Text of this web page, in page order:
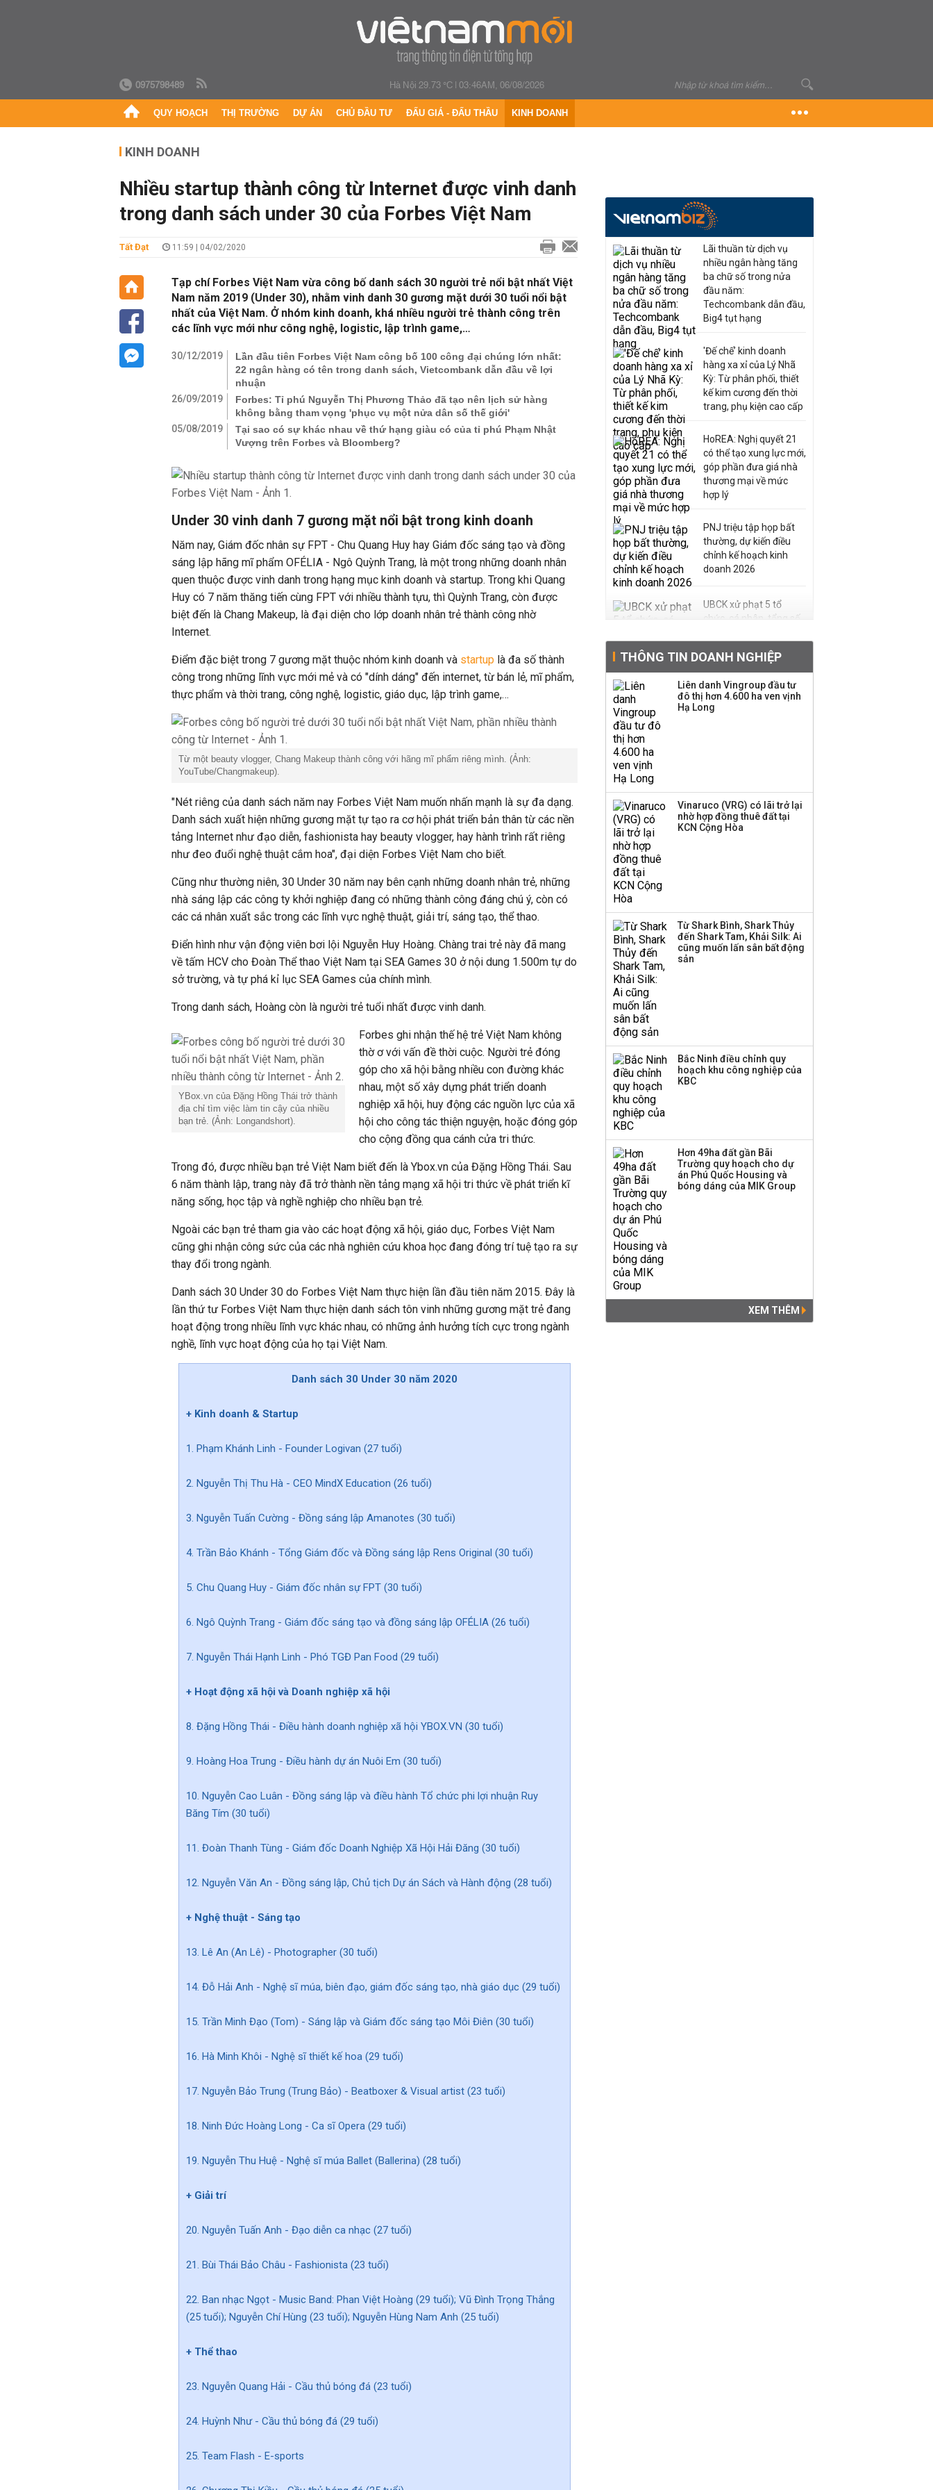
0975798489 Hà Nội 29.73 °C|03:46AM, 06/08/2026
QUY HOẠCH THỊ TRƯỜNG DỰ ÁN CHỦ ĐẦU TƯ ĐẤU GIÁ - ĐẤU THẦU KINH DOANH
KINH DOANH
Nhiều startup thành công từ Internet được vinh danh
trong danh sách under 30 của Forbes Việt Nam
Tất Đạt 11:59 | 04/02/2020
Tạp chí Forbes Việt Nam vừa công bố danh sách 30 người trẻ nổi bật nhất Việt
Nam năm 2019 (Under 30), nhằm vinh danh 30 gương mặt dưới 30 tuổi nổi bật
nhất của Việt Nam. Ở nhóm kinh doanh, khá nhiều người trẻ thành công trên
các lĩnh vực mới như công nghệ, logistic, lập trình game,…
30/12/2019
Lần đầu tiên Forbes Việt Nam công bố 100 công đại chúng lớn nhất:
22 ngân hàng có tên trong danh sách, Vietcombank dẫn đầu về lợi
nhuận
26/09/2019
Forbes: Tỉ phú Nguyễn Thị Phương Thảo đã tạo nên lịch sử hàng
không bằng tham vọng 'phục vụ một nửa dân số thế giới'
05/08/2019
Tại sao có sự khác nhau về thứ hạng giàu có của tỉ phú Phạm Nhật
Vượng trên Forbes và Bloomberg?
Under 30 vinh danh 7 gương mặt nổi bật trong kinh doanh
Năm nay, Giám đốc nhân sự FPT - Chu Quang Huy hay Giám đốc sáng tạo và đồng
sáng lập hãng mĩ phẩm OFÉLIA - Ngô Quỳnh Trang, là một trong những doanh nhân
quen thuộc được vinh danh trong hạng mục kinh doanh và startup. Trong khi Quang
Huy có 7 năm thăng tiến cùng FPT với nhiều thành tựu, thì Quỳnh Trang, còn được
biệt đến là Chang Makeup, là đại diện cho lớp doanh nhân trẻ thành công nhờ
Internet.
Điểm đặc biệt trong 7 gương mặt thuộc nhóm kinh doanh và startup là đa số thành
công trong những lĩnh vực mới mẻ và có "dính dáng" đến internet, từ bán lẻ, mĩ phẩm,
thực phẩm và thời trang, công nghệ, logistic, giáo dục, lập trình game,…
Từ một beauty vlogger, Chang Makeup thành công với hãng mĩ phẩm riêng mình. (Ảnh:
YouTube/Changmakeup).
"Nét riêng của danh sách năm nay Forbes Việt Nam muốn nhấn mạnh là sự đa dạng.
Danh sách xuất hiện những gương mặt tự tạo ra cơ hội phát triển bản thân từ các nền
tảng Internet như đạo diễn, fashionista hay beauty vlogger, hay hành trình rất riêng
như đeo đuổi nghệ thuật cắm hoa", đại diện Forbes Việt Nam cho biết.
Cũng như thường niên, 30 Under 30 năm nay bên cạnh những doanh nhân trẻ, những
nhà sáng lập các công ty khởi nghiệp đang có những thành công đáng chú ý, còn có
các cá nhân xuất sắc trong các lĩnh vực nghệ thuật, giải trí, sáng tạo, thể thao.
Điển hình như vận động viên bơi lội Nguyễn Huy Hoàng. Chàng trai trẻ này đã mang
về tấm HCV cho Đoàn Thể thao Việt Nam tại SEA Games 30 ở nội dung 1.500m tự do
sở trường, và tự phá kỉ lục SEA Games của chính mình.
Trong danh sách, Hoàng còn là người trẻ tuổi nhất được vinh danh.
YBox.vn của Đặng Hồng Thái trở thành
địa chỉ tìm việc làm tin cậy của nhiều
bạn trẻ. (Ảnh: Longandshort).
Forbes ghi nhận thế hệ trẻ Việt Nam không
thờ ơ với vấn đề thời cuộc. Người trẻ đóng
góp cho xã hội bằng nhiều con đường khác
nhau, một số xây dựng phát triển doanh
nghiệp xã hội, huy động các nguồn lực của xã
hội cho công tác thiện nguyện, hoặc đóng góp
cho cộng đồng qua cánh cửa tri thức.
Trong đó, được nhiều bạn trẻ Việt Nam biết đến là Ybox.vn của Đặng Hồng Thái. Sau
6 năm thành lập, trang này đã trở thành nền tảng mạng xã hội tri thức về phát triển kĩ
năng sống, học tập và nghề nghiệp cho nhiều bạn trẻ.
Ngoài các bạn trẻ tham gia vào các hoạt động xã hội, giáo dục, Forbes Việt Nam
cũng ghi nhận công sức của các nhà nghiên cứu khoa học đang đóng trí tuệ tạo ra sự
thay đổi trong ngành.
Danh sách 30 Under 30 do Forbes Việt Nam thực hiện lần đầu tiên năm 2015. Đây là
lần thứ tư Forbes Việt Nam thực hiện danh sách tôn vinh những gương mặt trẻ đang
hoạt động trong nhiều lĩnh vực khác nhau, có những ảnh hưởng tích cực trong ngành
nghề, lĩnh vực hoạt động của họ tại Việt Nam.
Danh sách 30 Under 30 năm 2020
+ Kinh doanh & Startup
1. Phạm Khánh Linh - Founder Logivan (27 tuổi)
2. Nguyễn Thị Thu Hà - CEO MindX Education (26 tuổi)
3. Nguyễn Tuấn Cường - Đồng sáng lập Amanotes (30 tuổi)
4. Trần Bảo Khánh - Tổng Giám đốc và Đồng sáng lập Rens Original (30 tuổi)
5. Chu Quang Huy - Giám đốc nhân sự FPT (30 tuổi)
6. Ngô Quỳnh Trang - Giám đốc sáng tạo và đồng sáng lập OFÉLIA (26 tuổi)
7. Nguyễn Thái Hạnh Linh - Phó TGĐ Pan Food (29 tuổi)
+ Hoạt động xã hội và Doanh nghiệp xã hội
8. Đặng Hồng Thái - Điều hành doanh nghiệp xã hội YBOX.VN (30 tuổi)
9. Hoàng Hoa Trung - Điều hành dự án Nuôi Em (30 tuổi)
10. Nguyễn Cao Luân - Đồng sáng lập và điều hành Tổ chức phi lợi nhuận Ruy
Băng Tím (30 tuổi)
11. Đoàn Thanh Tùng - Giám đốc Doanh Nghiệp Xã Hội Hải Đăng (30 tuổi)
12. Nguyễn Văn An - Đồng sáng lập, Chủ tịch Dự án Sách và Hành động (28 tuổi)
+ Nghệ thuật - Sáng tạo
13. Lê An (An Lê) - Photographer (30 tuổi)
14. Đỗ Hải Anh - Nghệ sĩ múa, biên đạo, giám đốc sáng tạo, nhà giáo dục (29 tuổi)
15. Trần Minh Đạo (Tom) - Sáng lập và Giám đốc sáng tạo Môi Điên (30 tuổi)
16. Hà Minh Khôi - Nghệ sĩ thiết kế hoa (29 tuổi)
17. Nguyễn Bảo Trung (Trung Bảo) - Beatboxer & Visual artist (23 tuổi)
18. Ninh Đức Hoàng Long - Ca sĩ Opera (29 tuổi)
19. Nguyễn Thu Huệ - Nghệ sĩ múa Ballet (Ballerina) (28 tuổi)
+ Giải trí
20. Nguyễn Tuấn Anh - Đạo diễn ca nhạc (27 tuổi)
21. Bùi Thái Bảo Châu - Fashionista (23 tuổi)
22. Ban nhạc Ngọt - Music Band: Phan Việt Hoàng (29 tuổi); Vũ Đình Trọng Thắng
(25 tuổi); Nguyễn Chí Hùng (23 tuổi); Nguyễn Hùng Nam Anh (25 tuổi)
+ Thể thao
23. Nguyễn Quang Hải - Cầu thủ bóng đá (23 tuổi)
24. Huỳnh Như - Cầu thủ bóng đá (29 tuổi)
25. Team Flash - E-sports
Lãi thuần từ dịch vụ
nhiều ngân hàng tăng
ba chữ số trong nửa
đầu năm:
Techcombank dẫn đầu,
Big4 tụt hạng
'Đế chế’ kinh doanh
hàng xa xỉ của Lý Nhã
Kỳ: Từ phân phối, thiết
kế kim cương đến thời
trang, phụ kiện cao cấp
HoREA: Nghị quyết 21
có thể tạo xung lực mới,
góp phần đưa giá nhà
thương mại về mức
hợp lý
PNJ triệu tập họp bất
thường, dự kiến điều
chỉnh kế hoạch kinh
doanh 2026
UBCK xử phạt 5 tổ
chức, cá nhân, tổng số
Kinh Bắc dự kiến cho
thuê tối thiểu 100 ha
đất công nghiệp trong
doanh nghiệp Mỹ
Keppel ký thỏa thuận
Sacombank phát hành
ba đợt trái phiếu thu về
hơn 3.600 tỷ, lãi suất
trả lên tới 10%/năm
THÔNG TIN DOANH NGHIỆP
Liên danh Vingroup đầu tư
đô thị hơn 4.600 ha ven vịnh
Hạ Long
Vinaruco (VRG) có lãi trở lại
nhờ hợp đồng thuê đất tại
KCN Cộng Hòa
Từ Shark Bình, Shark Thủy
đến Shark Tam, Khải Silk: Ai
cũng muốn lấn sân bất động
sản
Bắc Ninh điều chỉnh quy
hoạch khu công nghiệp của
KBC
Hơn 49ha đất gần Bãi
Trường quy hoạch cho dự
án Phú Quốc Housing và
bóng dáng của MIK Group
XEM THÊM